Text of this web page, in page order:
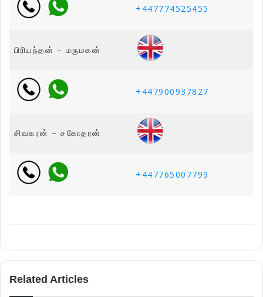
+447774525455
பிரியந்தன் – மருமகன்
+447900937827
சிவகரன் – சகோதரன்
+447765007799
Related Articles